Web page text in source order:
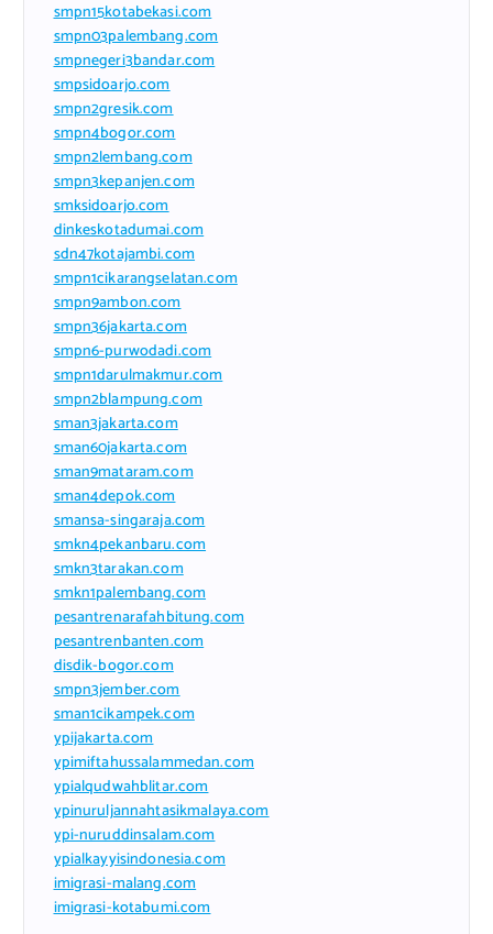
smpn15kotabekasi.com
smpn03palembang.com
smpnegeri3bandar.com
smpsidoarjo.com
smpn2gresik.com
smpn4bogor.com
smpn2lembang.com
smpn3kepanjen.com
smksidoarjo.com
dinkeskotadumai.com
sdn47kotajambi.com
smpn1cikarangselatan.com
smpn9ambon.com
smpn36jakarta.com
smpn6-purwodadi.com
smpn1darulmakmur.com
smpn2blampung.com
sman3jakarta.com
sman60jakarta.com
sman9mataram.com
sman4depok.com
smansa-singaraja.com
smkn4pekanbaru.com
smkn3tarakan.com
smkn1palembang.com
pesantrenarafahbitung.com
pesantrenbanten.com
disdik-bogor.com
smpn3jember.com
sman1cikampek.com
ypijakarta.com
ypimiftahussalammedan.com
ypialqudwahblitar.com
ypinuruljannahtasikmalaya.com
ypi-nuruddinsalam.com
ypialkayyisindonesia.com
imigrasi-malang.com
imigrasi-kotabumi.com